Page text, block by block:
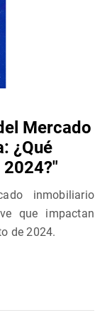
Mercado
¿Qué
2024?"
inmobiliario
que impactan
de 2024.